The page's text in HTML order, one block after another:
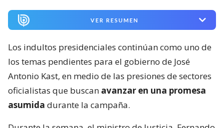
VER RESUMEN
Los indultos presidenciales continúan como uno de
los temas pendientes para el gobierno de José
Antonio Kast, en medio de las presiones de sectores
oficialistas que buscan avanzar en una promesa
asumida durante la campaña.